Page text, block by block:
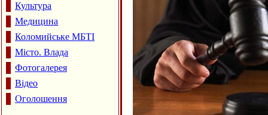
Культура
Медицина
Коломийське МБТІ
Місто. Влада
Фотогалерея
Відео
Оголошення